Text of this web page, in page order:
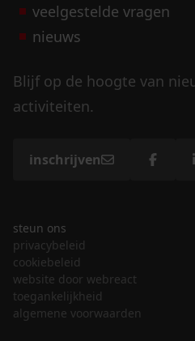
veelgestelde vragen
nieuws
Blijf op de hoogte van
activiteiten.
inschrijven
steun ons
privacybeleid
cookiebeleid
website door webreact
toegankelijkheid
algemene voorwaarden